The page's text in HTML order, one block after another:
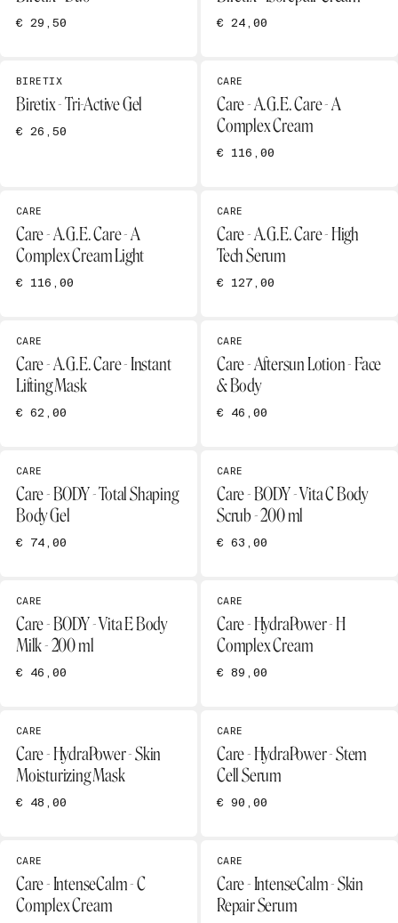
€ 29,50 € 24,00
BIRETIX
Biretix - Tri-Active Gel
€ 26,50
CARE
Care - A.G.E. Care - A
Complex Cream
€ 116,00
CARE
Care - A.G.E. Care - A
Complex Cream Light
€ 116,00
CARE
Care - A.G.E. Care - High
Tech Serum
€ 127,00
CARE
Care - A.G.E. Care - Instant
Lifting Mask
€ 62,00
CARE
Care - Aftersun Lotion - Face
& Body
€ 46,00
CARE
Care - BODY - Total Shaping
Body Gel
€ 74,00
CARE
Care - BODY - Vita C Body
Scrub - 200 ml
€ 63,00
CARE
Care - BODY - Vita E Body
Milk - 200 ml
€ 46,00
CARE
Care - HydraPower - H
Complex Cream
€ 89,00
CARE
Care - HydraPower - Skin
Moisturizing Mask
€ 48,00
CARE
Care - HydraPower - Stem
Cell Serum
€ 90,00
CARE
Care - IntenseCalm - C
Complex Cream
CARE
Care - IntenseCalm - Skin
Repair Serum